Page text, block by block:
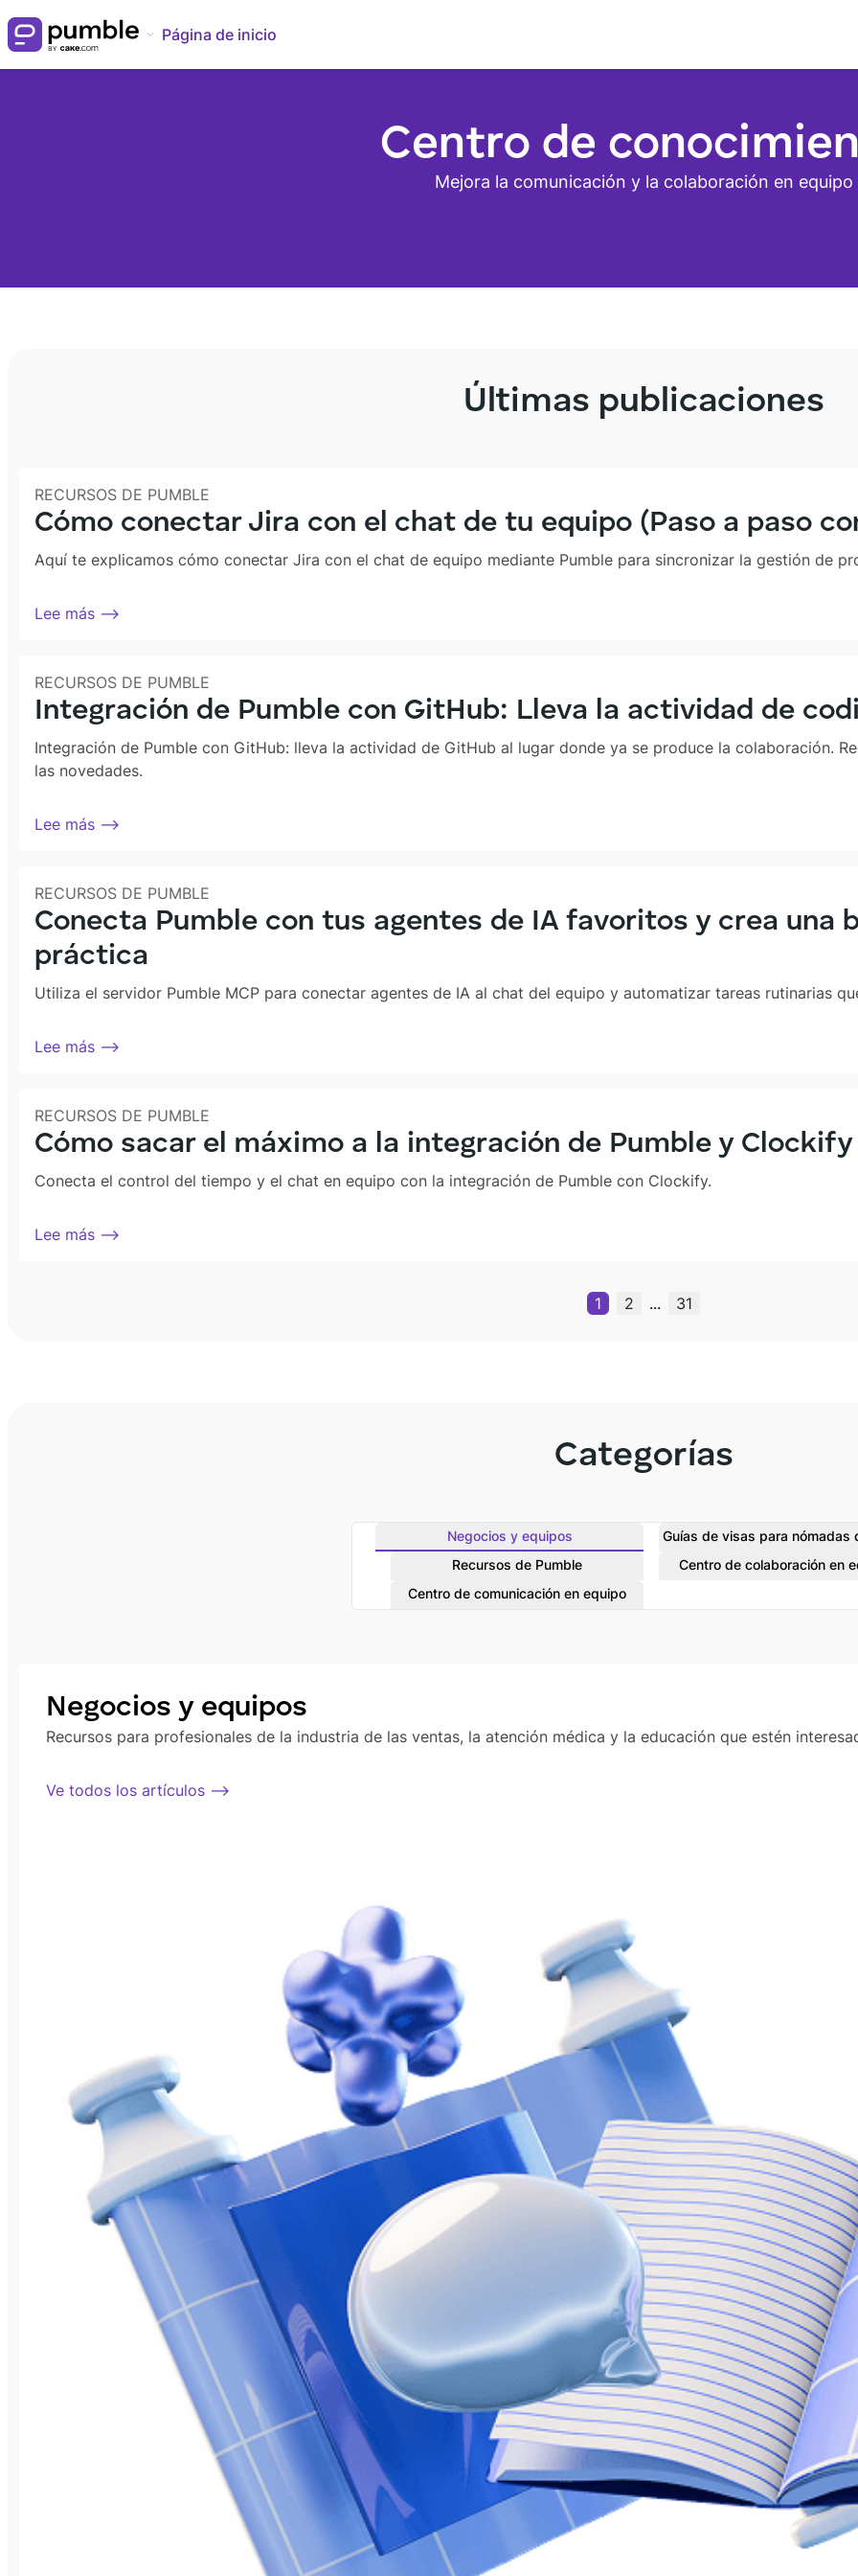
Página de inicio
Centro de
Mejora la comunicación y la colaboración en equipo
Últimas publicaciones
RECURSOS DE PUMBLE
Cómo conectar Jira con el chat de tu equipo (Paso a paso
Aquí te explicamos cómo conectar Jira con el chat de equipo mediante Pumble para sincronizar la gestión de
Lee más ⟶
RECURSOS DE PUMBLE
Integración de Pumble con GitHub: Lleva la actividad de
Integración de Pumble con GitHub: lleva la actividad de GitHub al lugar donde ya se produce la colaboración.
las novedades.
Lee más ⟶
RECURSOS DE PUMBLE
Conecta Pumble con tus agentes de IA favoritos y crea una
práctica
Utiliza el servidor Pumble MCP para conectar agentes de IA al chat del equipo y automatizar tareas rutinarias
Lee más ⟶
RECURSOS DE PUMBLE
Cómo sacar el máximo a la integración de Pumble y Clockify
Conecta el control del tiempo y el chat en equipo con la integración de Pumble con Clockify.
Lee más ⟶
1 2 ... 31
Categorías
Negocios y equipos
Guías de visas para nómadas
Recursos de Pumble
Centro de colaboración en
Centro de comunicación en equipo
Negocios y equipos
Recursos para profesionales de la industria de las ventas, la atención médica y la educación que estén
Ve todos los artículos ⟶